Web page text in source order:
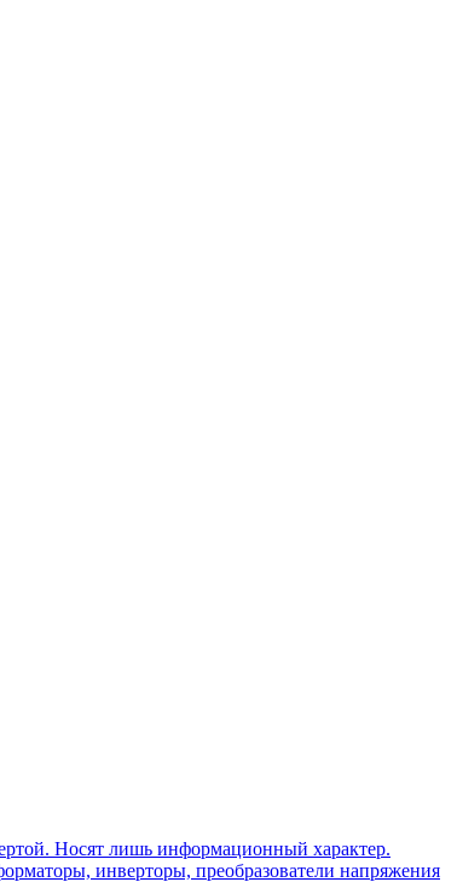
Носят лишь информационный характер.
инверторы, преобразователи напряжения